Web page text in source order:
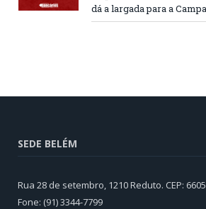
dá a largada para a
SEDE BELÉM
Rua 28 de setembro, 1210 Reduto. CEP:
Fone: (91) 3344-7799